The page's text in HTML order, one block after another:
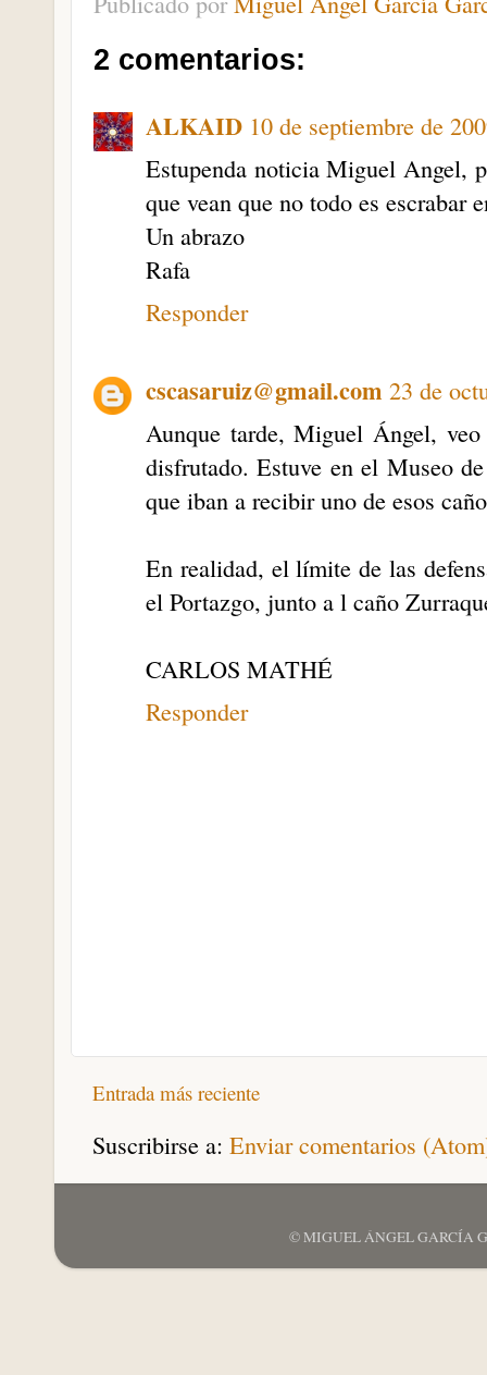
2 comentarios:
ALKAID 10 de septiembre de
Estupenda noticia Miguel Angel,
que vean que no todo es escrabar
Un abrazo
Rafa
Responder
cscasaruiz@gmail.com 23 de
Aunque tarde, Miguel Ángel,
disfrutado. Estuve en el Museo
que iban a recibir uno de esos
En realidad, el límite de las
el Portazgo, junto a l caño
CARLOS MATHÉ
Responder
Entrada más reciente
Suscribirse a: Enviar comentarios
© MIGUEL ÁNGEL GARCÍA